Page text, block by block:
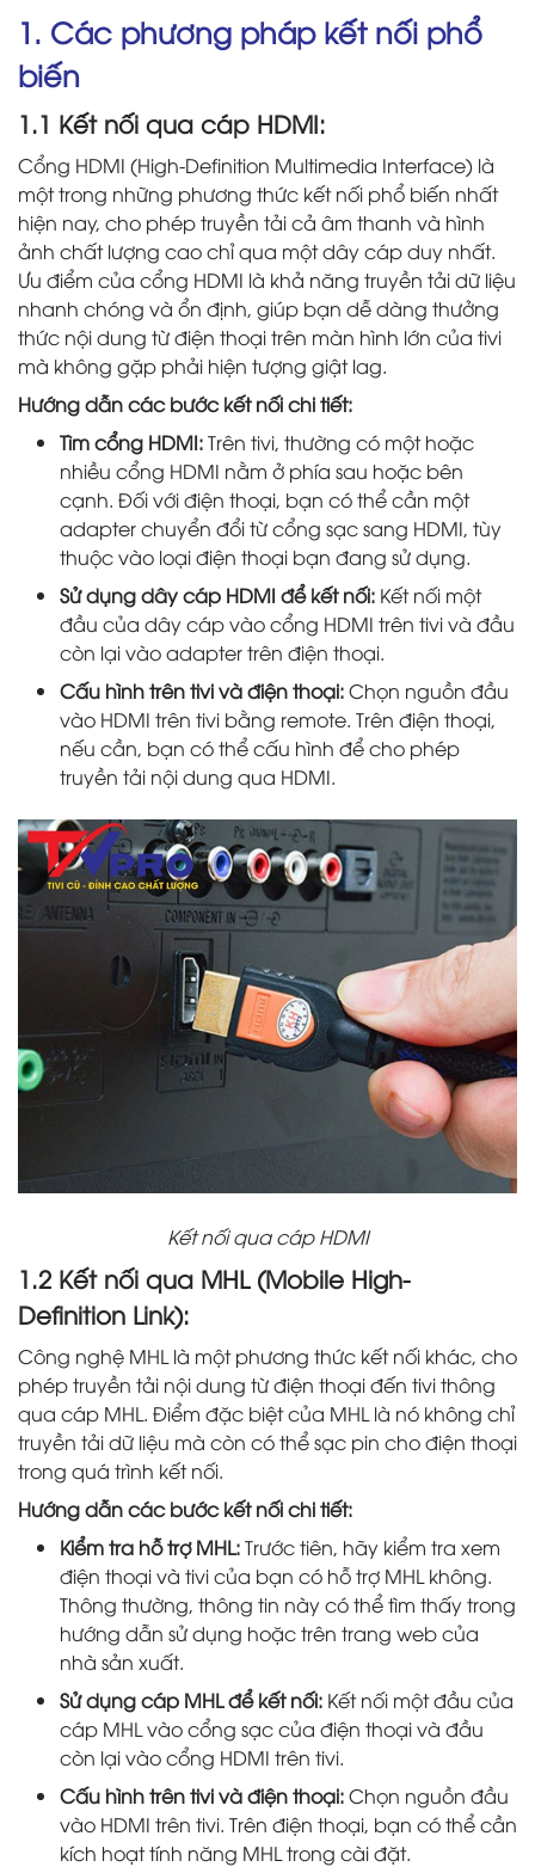
1. Các phương pháp kết nối phổ
biến
1.1 Kết nối qua cáp HDMI:
Cổng HDMI (High-Definition Multimedia Interface) là
một trong những phương thức kết nối phổ biến nhất
hiện nay, cho phép truyền tải cả âm thanh và hình
ảnh chất lượng cao chỉ qua một dây cáp duy nhất.
Ưu điểm của cổng HDMI là khả năng truyền tải dữ liệu
nhanh chóng và ổn định, giúp bạn dễ dàng thưởng
thức nội dung từ điện thoại trên màn hình lớn của tivi
mà không gặp phải hiện tượng giật lag.
Hướng dẫn các bước kết nối chi tiết:
Tìm cổng HDMI:Trên tivi, thường có một hoặc
nhiều cổng HDMI nằm ở phía sau hoặc bên
cạnh. Đối với điện thoại, bạn có thể cần một
adapter chuyển đổi từ cổng sạc sang HDMI, tùy
thuộc vào loại điện thoại bạn đang sử dụng.
Sử dụng dây cáp HDMI để kết nối: Kết nối một
đầu của dây cáp vào cổng HDMI trên tivi và đầu
còn lại vào adapter trên điện thoại.
Cấu hình trên tivi và điện thoại:Chọn nguồn đầu
vào HDMI trên tivi bằng remote. Trên điện thoại,
nếu cần, bạn có thể cấu hình để cho phép
truyền tải nội dung qua HDMI.
Kết nối qua cáp HDMI
1.2 Kết nối qua MHL (Mobile High-
Definition Link):
Công nghệ MHL là một phương thức kết nối khác, cho
phép truyền tải nội dung từ điện thoại đến tivi thông
qua cáp MHL. Điểm đặc biệt của MHL là nó không chỉ
truyền tải dữ liệu mà còn có thể sạc pin cho điện thoại
trong quá trình kết nối.
Hướng dẫn các bước kết nối chi tiết:
Kiểm tra hỗ trợ MHL:Trước tiên, hãy kiểm tra xem
điện thoại và tivi của bạn có hỗ trợ MHL không.
Thông thường, thông tin này có thể tìm thấy trong
hướng dẫn sử dụng hoặc trên trang web của
nhà sản xuất.
Sử dụng cáp MHL để kết nối: Kết nối một đầu của
cáp MHL vào cổng sạc của điện thoại và đầu
còn lại vào cổng HDMI trên tivi.
Cấu hình trên tivi và điện thoại:Chọn nguồn đầu
vào HDMI trên tivi. Trên điện thoại, bạn có thể cần
kích hoạt tính năng MHL trong cài đặt.